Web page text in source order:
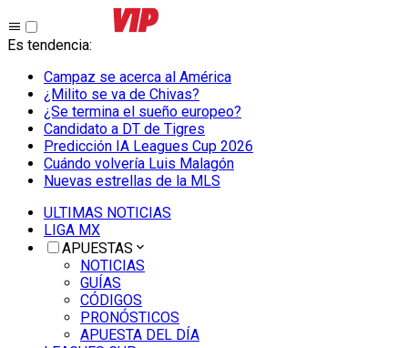
Es tendencia:
Campaz se acerca al América
¿Milito se va de Chivas?
¿Se termina el sueño europeo?
Candidato a DT de Tigres
Predicción IA Leagues Cup 2026
Cuándo volvería Luis Malagón
Nuevas estrellas de la MLS
ULTIMAS NOTICIAS
LIGA MX
APUESTAS
NOTICIAS
GUÍAS
CÓDIGOS
PRONÓSTICOS
APUESTA DEL DÍA